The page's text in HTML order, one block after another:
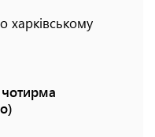
харківському
чотирма